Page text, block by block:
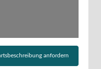
anfordern